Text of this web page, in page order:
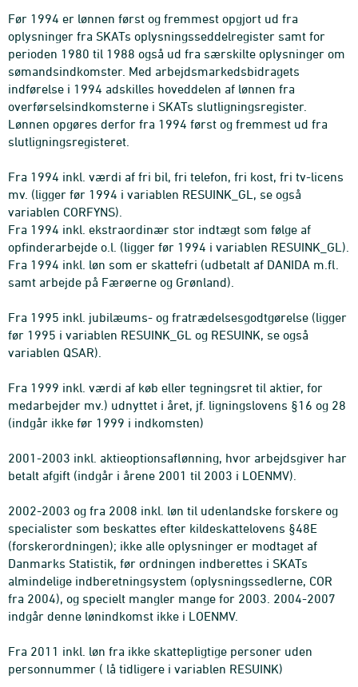
Før 1994 er lønnen først og fremmest opgjort ud fra
oplysninger fra SKATs oplysningsseddelregister samt for
perioden 1980 til 1988 også ud fra særskilte oplysninger om
sømandsindkomster. Med arbejdsmarkedsbidragets
indførelse i 1994 adskilles hoveddelen af lønnen fra
overførselsindkomsterne i SKATs slutligningsregister.
Lønnen opgøres derfor fra 1994 først og fremmest ud fra
slutligningsregisteret.
Fra 1994 inkl. værdi af fri bil, fri telefon, fri kost, fri tv-licens
mv. (ligger før 1994 i variablen RESUINK_GL, se også
variablen CORFYNS).
Fra 1994 inkl. ekstraordinær stor indtægt som følge af
opfinderarbejde o.l. (ligger før 1994 i variablen RESUINK_GL).
Fra 1994 inkl. løn som er skattefri (udbetalt af DANIDA m.fl.
samt arbejde på Færøerne og Grønland).
Fra 1995 inkl. jubilæums- og fratrædelsesgodtgørelse (ligger
før 1995 i variablen RESUINK_GL og RESUINK, se også
variablen QSAR).
Fra 1999 inkl. værdi af køb eller tegningsret til aktier, for
medarbejder mv.) udnyttet i året, jf. ligningslovens §16 og 28
(indgår ikke før 1999 i indkomsten)
2001-2003 inkl. aktieoptionsaflønning, hvor arbejdsgiver har
betalt afgift (indgår i årene 2001 til 2003 i LOENMV).
2002-2003 og fra 2008 inkl. løn til udenlandske forskere og
specialister som beskattes efter kildeskattelovens §48E
(forskerordningen); ikke alle oplysninger er modtaget af
Danmarks Statistik, før ordningen indberettes i SKATs
almindelige indberetningsystem (oplysningssedlerne, COR
fra 2004), og specielt mangler mange for 2003. 2004-2007
indgår denne lønindkomst ikke i LOENMV.
Fra 2011 inkl. løn fra ikke skattepligtige personer uden
personnummer ( lå tidligere i variablen RESUINK)